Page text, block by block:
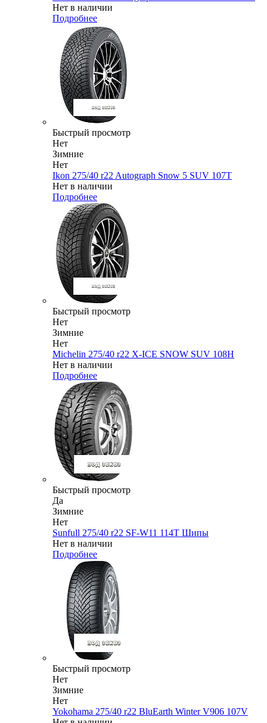
Нет в наличии
Подробнее
Быстрый просмотр
Нет
Зимние
Нет
Ikon 275/40 r22 Autograph Snow 5 SUV 107T
Нет в наличии
Подробнее
Быстрый просмотр
Нет
Зимние
Нет
Michelin 275/40 r22 X-ICE SNOW SUV 108H
Нет в наличии
Подробнее
Быстрый просмотр
Да
Зимние
Нет
Sunfull 275/40 r22 SF-W11 114T Шипы
Нет в наличии
Подробнее
Быстрый просмотр
Нет
Зимние
Нет
Yokohama 275/40 r22 BluEarth Winter V906 107V